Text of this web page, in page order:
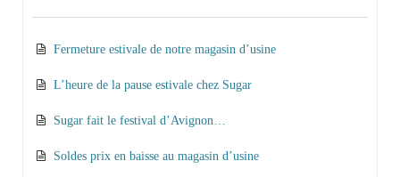
Fermeture estivale de notre magasin d’usine
L’heure de la pause estivale chez Sugar
Sugar fait le festival d’Avignon…
Soldes prix en baisse au magasin d’usine